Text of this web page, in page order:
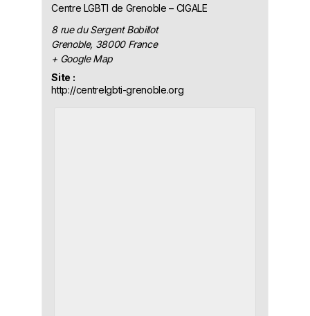
Centre LGBTI de Grenoble – CIGALE
8 rue du Sergent Bobillot
Grenoble, 38000 France
+ Google Map
Site :
http://centrelgbti-grenoble.org